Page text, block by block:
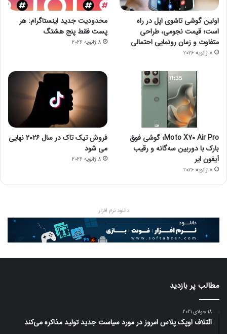
اولین گوشی تاشوی اپل در راه
است؛ قیمت نجومی، طراحی
متفاوت و زمان رونمایی احتمالی
8 ژانویه 2026
محدودیت جدید اینستاگرام: هر
پست فقط پنج هشتگ
8 ژانویه 2026
Moto X70 Air Pro؛ گوشی فوق
بارک با دوربین سه‌گانه و رقیب
آیفون ایر
8 ژانویه 2026
فروش تیک تاک در سال ۲۰۲۶ نهایی
می شود
8 ژانویه 2026
دانلود نرم افزار
مطالب پر بازدید
18 جولای 2021
ائتلاف اوپک پلاس امروز در مورد سیاست جدید تولید مذاکره می‌کند